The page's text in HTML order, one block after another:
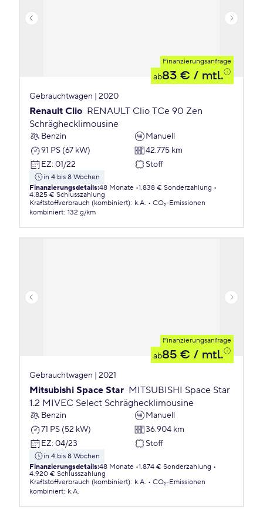
Finanzierungsanfrage
ab83 € / mtl.
Gebrauchtwagen | 2020
Renault Clio RENAULT Clio TCe 90 Zen
Schräghecklimousine
Benzin
Manuell
91 PS (67 kW)
42.775 km
EZ: 01/22 Stoff
in 4 bis 8 Wochen
Finanzierungsdetails:48 Monate 1.838 € Sonderzahlung
4.825 € Schlusszahlung
Kraftstoffverbrauch (kombiniert): k.A.
CO₂-Emissionen
kombiniert: 132 g/km
Finanzierungsanfrage
ab85 € / mtl.
Gebrauchtwagen | 2021
Mitsubishi Space Star MITSUBISHI Space Star
1.2 MIVEC Select Schräghecklimousine
Benzin
Manuell
71 PS (52 kW)
36.904 km
EZ: 04/23 Stoff
in 4 bis 8 Wochen
Finanzierungsdetails:48 Monate 1.874 € Sonderzahlung
4.920 € Schlusszahlung
Kraftstoffverbrauch (kombiniert): k.A.
CO₂-Emissionen
kombiniert: k.A.